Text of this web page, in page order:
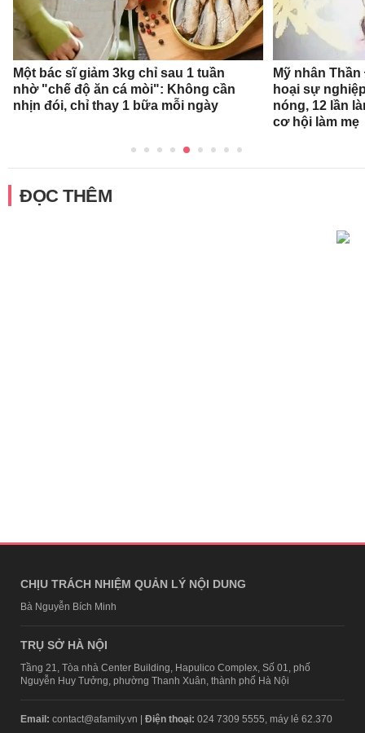
Một bác sĩ giảm 3kg chỉ sau 1 tuần
nhờ "chế độ ăn cá mòi": Không cần
nhịn đói, chỉ thay 1 bữa mỗi ngày
Mỹ nhân
hoại sự
nóng, 12 lần
cơ hội làm mẹ
ĐỌC THÊM
CHỊU TRÁCH NHIỆM QUẢN LÝ NỘI DUNG
Bà Nguyễn Bích Minh
TRỤ SỞ HÀ NỘI
Tầng 21, Tòa nhà Center Building, Hapulico Complex, Số 01, phố
Nguyễn Huy Tưởng, phường Thanh Xuân, thành phố Hà Nội
Email: contact@afamily.vn | Điện thoại: 024 7309 5555, máy lẻ 62.370